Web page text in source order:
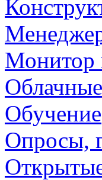
Монитор
Обучение
Опросы,